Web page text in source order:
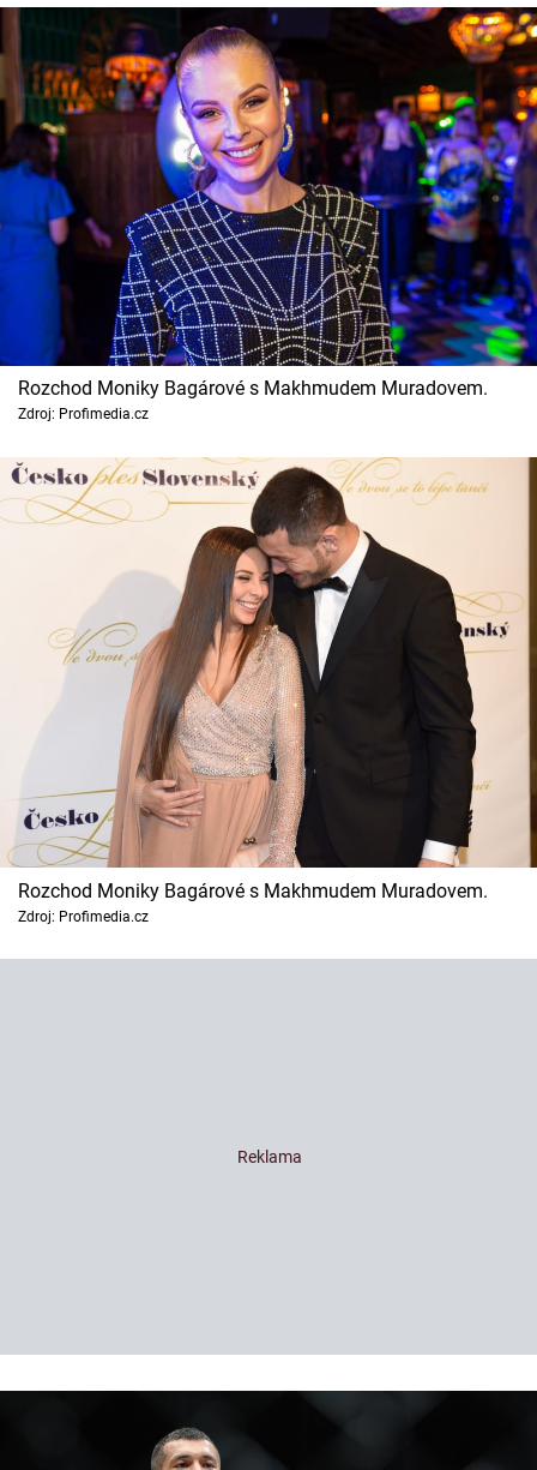
Rozchod Moniky Bagárové s Makhmudem Muradovem.
Zdroj: Profimedia.cz
Rozchod Moniky Bagárové s Makhmudem Muradovem.
Zdroj: Profimedia.cz